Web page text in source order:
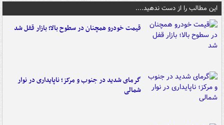
این مطالب را از دست ندهید....
قیمت خودرو همچنان در سطوح بالا؛ بازار قفل شد
گرمای شدید در جنوب و مرکز؛ ناپایداری در نوار
شمالی